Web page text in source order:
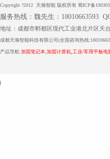
Copyright ?2012 天瀚智能 版权所有 蜀ICP备
服务热线：魏先生：18010663593
地址：成都市郫都区现代工业港北片区天
成都天瀚智能科技有限公司(全国咨询热线
产品导航:加固笔记本 加固计算机 工业/军用平板电
标准品